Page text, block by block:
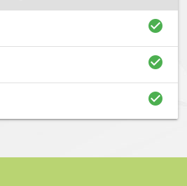
check_circle
check_circle
check_circle